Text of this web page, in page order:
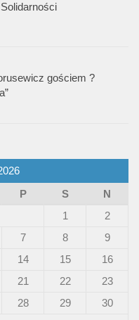
gościem ?
P S
N
1
2
7 8
9
14 15
16
21 22
23
28 29
30